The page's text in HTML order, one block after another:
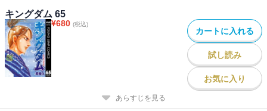
キングダム 65
¥680 (税込)
カートに入れる
試し読み
お気に入り
あらすじを見る